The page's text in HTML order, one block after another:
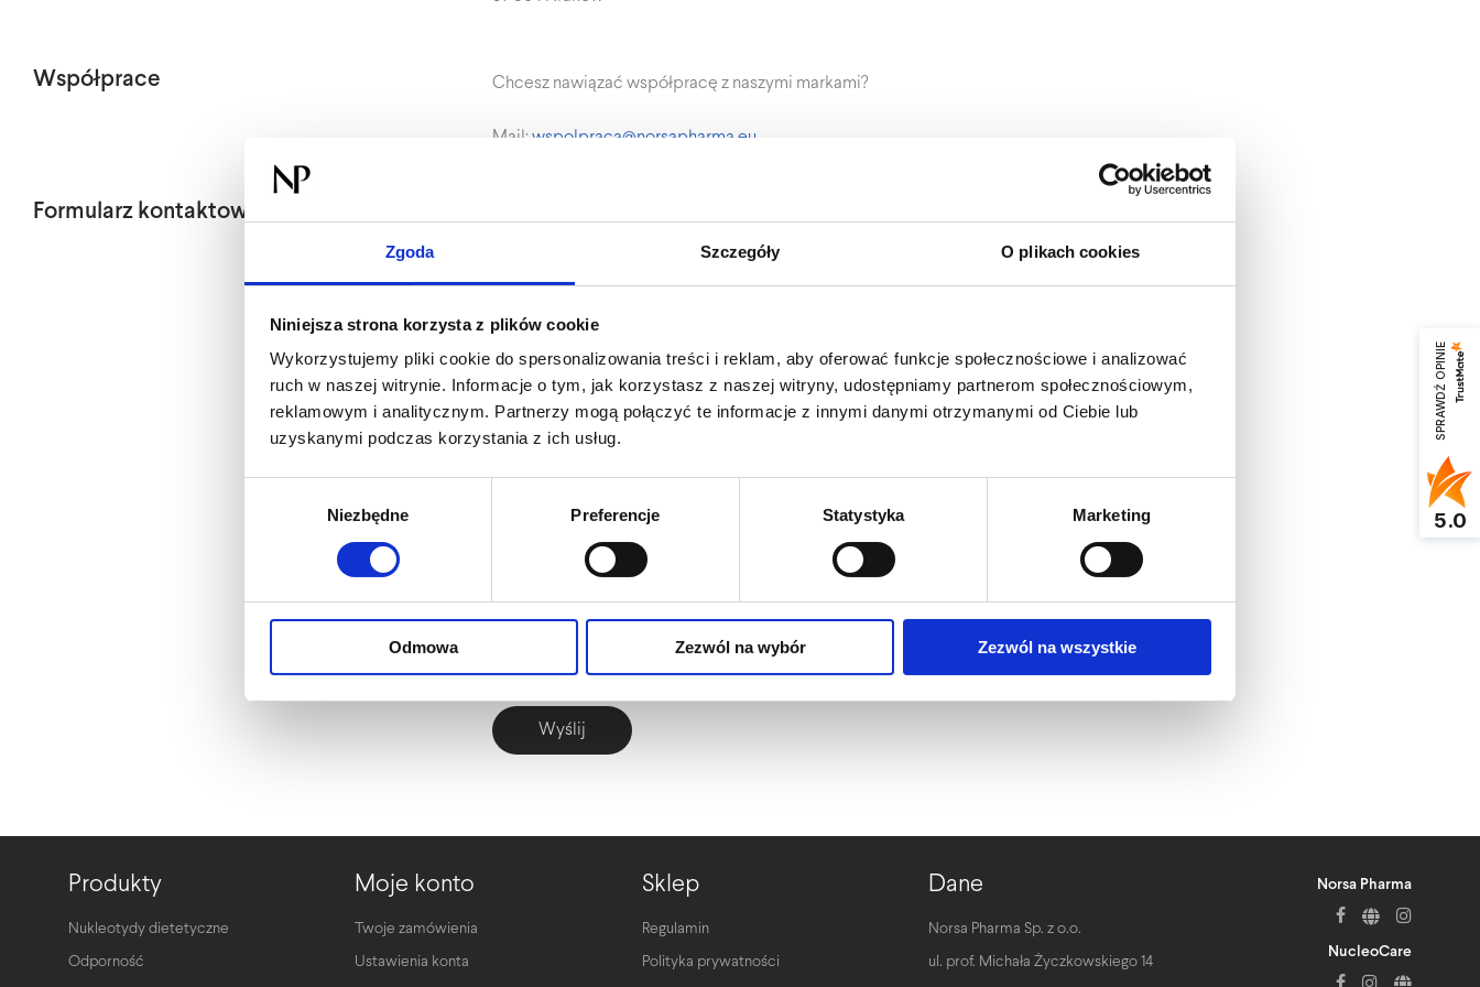
Zgoda Szczegóły O plikach cookies
Niniejsza strona korzysta z plików cookie
Wykorzystujemy pliki cookie do spersonalizowania treści i reklam, aby oferować funkcje społecznościowe i analizować
ruch w naszej witrynie. Informacje o tym, jak korzystasz z naszej witryny, udostępniamy partnerom społecznościowym,
reklamowym i analitycznym. Partnerzy mogą połączyć te informacje z innymi danymi otrzymanymi od Ciebie lub
uzyskanymi podczas korzystania z ich usług.
Niezbędne Preferencje Statystyka Marketing
Odmowa Zezwól na wybór Zezwól na wszystkie
Współprace Chcesz nawiązać współpracę z naszymi markami?
Mail: wspolpraca@norsapharma.eu
Formularz kontaktowy
regulaminoraz sklepu.Dane osobowe podane w formularzu przetwarzane
są w celu obsługi oraz archiwizacji korespondencji. Administrator danych osobowych: Norsa Pharma Sp. z o.o.
Produkty
Nukleotydy dietetyczne
Odporność
Moje konto
Twoje zamówienia
Ustawienia konta
Sklep
Regulamin
Polityka prywatności
Dane
Norsa Pharma Sp. z o.o.
ul. prof. Michała Życzkowskiego 14
Norsa Pharma
NucleoCare
SPRAWDŹ OPINIE
5.0